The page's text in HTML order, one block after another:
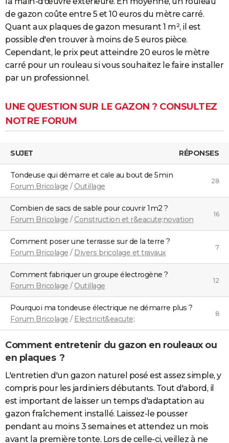
de gazon coûte entre 5 et 10 euros du mètre carré.
Quant aux plaques de gazon mesurant 1 m², il est
possible d'en trouver à moins de 5 euros pièce.
Cependant, le prix peut atteindre 20 euros le mètre
carré pour un rouleau si vous souhaitez le faire installer
par un professionnel.
UNE QUESTION SUR LE GAZON ? CONSULTEZ
NOTRE FORUM
SUJET RÉPONSES
Tondeuse qui démarre et cale au bout de 5min
Forum Bricolage /Outillage
28
Combien de sacs de sable pour couvrir 1m2 ?
Forum Bricolage /Construction et r&eacute;novation
16
Comment poser une terrasse sur de la terre ?
Forum Bricolage / Divers bricolage et travaux
7
Comment fabriquer un groupe électrogène ?
Forum Bricolage /Outillage
12
Pourquoi ma tondeuse électrique ne démarre plus ?
Forum Bricolage / Electricit&eacute;
8
Comment entretenir du gazon en rouleaux ou
en plaques ?
L'entretien d'un gazon naturel posé est assez simple, y
compris pour les jardiniers débutants. Tout d'abord, il
est important de laisser un temps d'adaptation au
gazon fraîchement installé. Laissez-le pousser
pendant au moins 3 semaines et attendez un mois
avant la première tonte. Lors de celle-ci, veillez à ne